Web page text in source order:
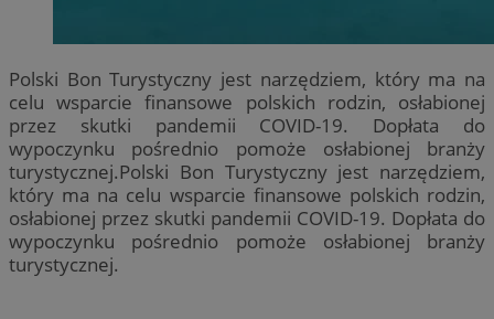
Polski Bon Turystyczny jest narzędziem, który ma na
celu wsparcie finansowe polskich rodzin, osłabionej
przez skutki pandemii COVID-19. Dopłata do
wypoczynku pośrednio pomoże osłabionej branży
turystycznej.Polski Bon Turystyczny jest narzędziem,
który ma na celu wsparcie finansowe polskich rodzin,
osłabionej przez skutki pandemii COVID-19. Dopłata do
wypoczynku pośrednio pomoże osłabionej branży
turystycznej.